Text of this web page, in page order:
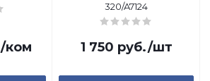
/ком
320/A7124
1 750 руб./шт